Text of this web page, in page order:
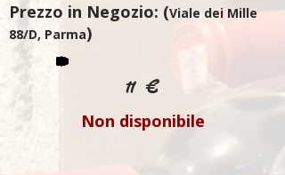
Prezzo in Negozio: (Viale dei Mille
88/D, Parma)
11 €
Non disponibile